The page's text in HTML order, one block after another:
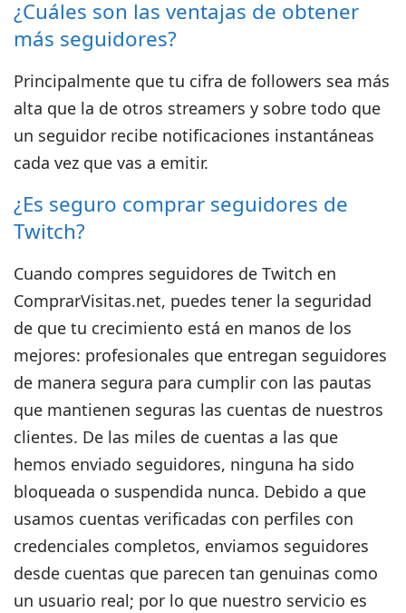
¿Cuáles son las ventajas de obtener
más seguidores?
Principalmente que tu cifra de followers sea más
alta que la de otros streamers y sobre todo que
un seguidor recibe notificaciones instantáneas
cada vez que vas a emitir.
¿Es seguro comprar seguidores de
Twitch?
Cuando compres seguidores de Twitch en
ComprarVisitas.net, puedes tener la seguridad
de que tu crecimiento está en manos de los
mejores: profesionales que entregan seguidores
de manera segura para cumplir con las pautas
que mantienen seguras las cuentas de nuestros
clientes. De las miles de cuentas a las que
hemos enviado seguidores, ninguna ha sido
bloqueada o suspendida nunca. Debido a que
usamos cuentas verificadas con perfiles con
credenciales completos, enviamos seguidores
desde cuentas que parecen tan genuinas como
un usuario real; por lo que nuestro servicio es